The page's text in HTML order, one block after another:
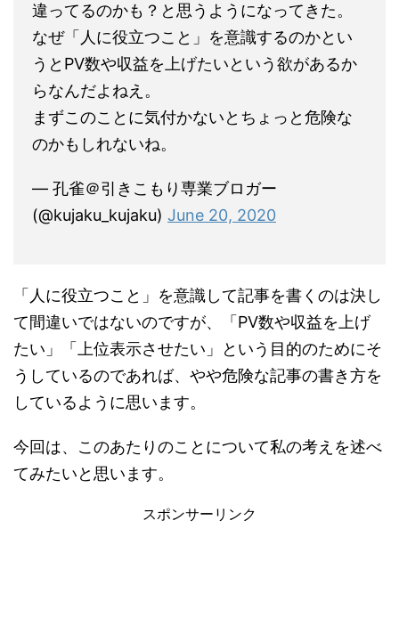
違ってるのかも？と思うようになってきた。
なぜ「人に役立つこと」を意識するのかとい
うとPV数や収益を上げたいという欲があるか
らなんだよねえ。
まずこのことに気付かないとちょっと危険な
のかもしれないね。
— 孔雀＠引きこもり専業ブロガー
(@kujaku_kujaku) June 20, 2020
「人に役立つこと」を意識して記事を書くのは決し
て間違いではないのですが、「PV数や収益を上げ
たい」「上位表示させたい」という目的のためにそ
うしているのであれば、やや危険な記事の書き方を
しているように思います。
今回は、このあたりのことについて私の考えを述べ
てみたいと思います。
スポンサーリンク